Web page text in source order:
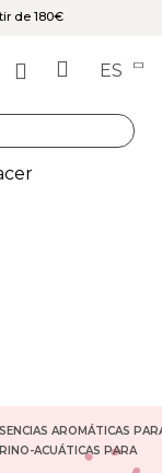
de 180€
ES
AROMÁTICAS
ACUÁTICAS PARA